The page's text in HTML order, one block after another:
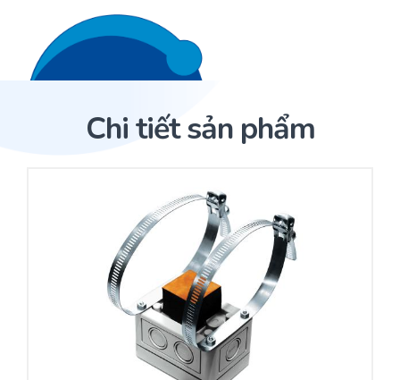
Trang Chủ
Cảm biến ACI
Nhà phân phối cảm biến
Nhà sản xuất thiết bị điều khiển
Cung cấp giải pháp quản lý cho toà nhà (BMS)
Chi tiết sản phẩm